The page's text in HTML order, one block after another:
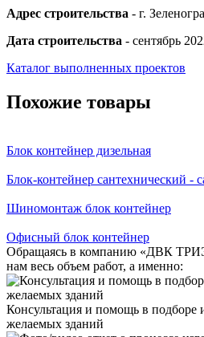
Адрес строительства - г.
Дата строительства - сентябрь
Каталог выполненных проектов
Похожие товары
Блок контейнер дизельная
Блок-контейнер сантехнический -
Шиномонтаж блок контейнер
Офисный блок контейнер
Обращаясь в компанию «ДВК
нам весь объем работ, а именно:
Консультация и помощь в подборе
желаемых зданий